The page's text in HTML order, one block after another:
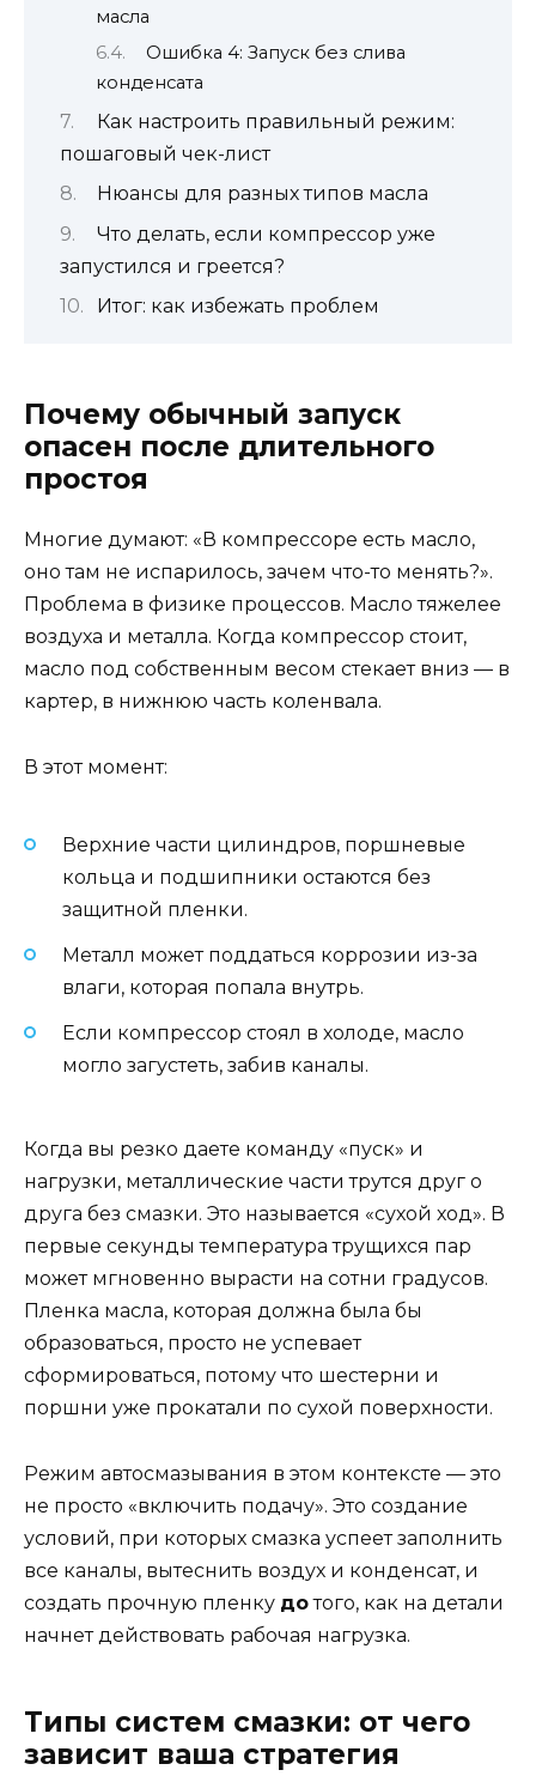
масла
Ошибка 4: Запуск без слива
конденсата
Как настроить правильный режим:
пошаговый чек-лист
Нюансы для разных типов масла
Что делать, если компрессор уже
запустился и греется?
Итог: как избежать проблем
Почему обычный запуск
опасен после длительного
простоя
Многие думают: «В компрессоре есть масло,
оно там не испарилось, зачем что-то менять?».
Проблема в физике процессов. Масло тяжелее
воздуха и металла. Когда компрессор стоит,
масло под собственным весом стекает вниз — в
картер, в нижнюю часть коленвала.
В этот момент:
Верхние части цилиндров, поршневые
кольца и подшипники остаются без
защитной пленки.
Металл может поддаться коррозии из-за
влаги, которая попала внутрь.
Если компрессор стоял в холоде, масло
могло загустеть, забив каналы.
Когда вы резко даете команду «пуск» и
нагрузки, металлические части трутся друг о
друга без смазки. Это называется «сухой ход». В
первые секунды температура трущихся пар
может мгновенно вырасти на сотни градусов.
Пленка масла, которая должна была бы
образоваться, просто не успевает
сформироваться, потому что шестерни и
поршни уже прокатали по сухой поверхности.
Режим автосмазывания в этом контексте — это
не просто «включить подачу». Это создание
условий, при которых смазка успеет заполнить
все каналы, вытеснить воздух и конденсат, и
создать прочную пленку дотого, как на детали
начнет действовать рабочая нагрузка.
Типы систем смазки: от чего
зависит ваша стратегия